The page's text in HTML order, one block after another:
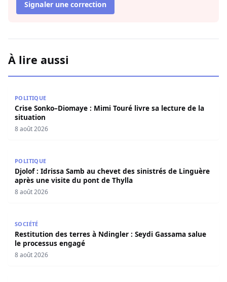
Signaler une correction
À lire aussi
POLITIQUE
Crise Sonko–Diomaye : Mimi Touré livre sa lecture de la
situation
8 août 2026
POLITIQUE
Djolof : Idrissa Samb au chevet des sinistrés de Linguère
après une visite du pont de Thylla
8 août 2026
SOCIÉTÉ
Restitution des terres à Ndingler : Seydi Gassama salue
le processus engagé
8 août 2026